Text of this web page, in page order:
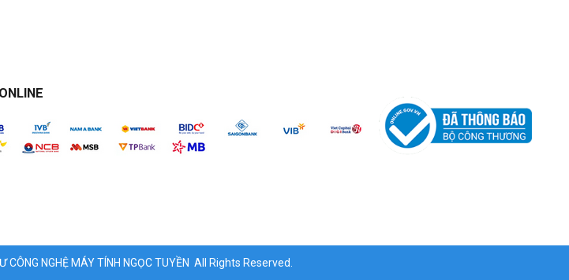
NGHỆ MÁY TÍNH NGỌC TUYỀN All Rights Reserved.